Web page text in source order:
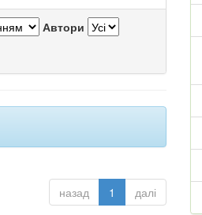
Автори
назад 1 далі